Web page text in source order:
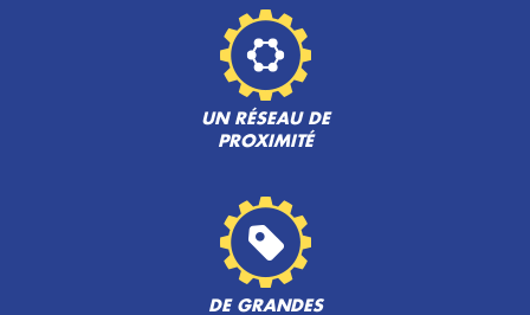
UN RÉSEAU DE
PROXIMITÉ
DE GRANDES